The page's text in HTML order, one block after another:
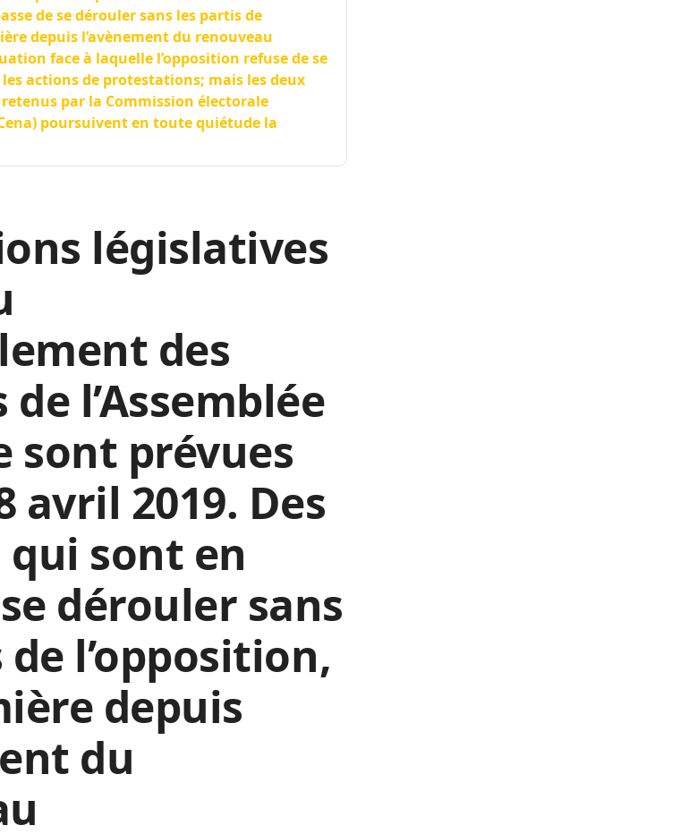
de se dérouler sans les partis de
depuis l’avènement du renouveau
face à laquelle l’opposition refuse de se
actions de protestations; mais les deux
par la Commission électorale
poursuivent en toute quiétude la
législatives
des
l’Assemblée
sont prévues
avril 2019. Des
sont en
dérouler sans
l’opposition,
depuis
du